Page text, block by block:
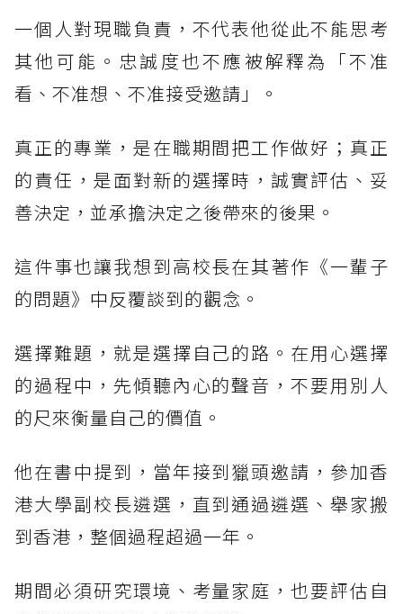
一個人對現職負責，不代表他從此不能思考
其他可能。忠誠度也不應被解釋為「不准
看、不准想、不准接受邀請」。
真正的專業，是在職期間把工作做好；真正
的責任，是面對新的選擇時，誠實評估、妥
善決定，並承擔決定之後帶來的後果。
這件事也讓我想到高校長在其著作《一輩子
的問題》中反覆談到的觀念。
選擇難題，就是選擇自己的路。在用心選擇
的過程中，先傾聽內心的聲音，不要用別人
的尺來衡量自己的價值。
他在書中提到，當年接到獵頭邀請，參加香
港大學副校長遴選，直到通過遴選、舉家搬
到香港，整個過程超過一年。
期間必須研究環境、考量家庭，也要評估自